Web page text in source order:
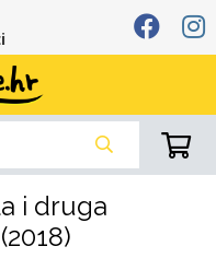
i druga
lampe
maskice
kolekcija
9.0 inča
za Lenovo
tablet
za auto
punjači
slušalice
i
kartice
i miševi